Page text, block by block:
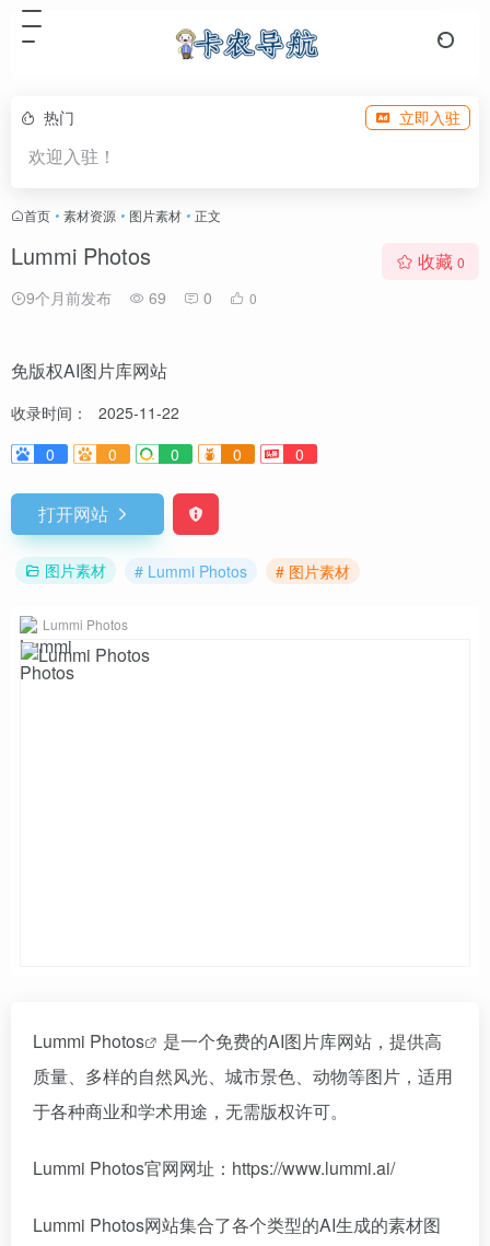
热门 立即入驻
欢迎入驻！
首页 • 素材资源 • 图片素材 • 正文
Lummi Photos
9个月前发布 69 0 0
收藏 0
免版权AI图片库网站
收录时间：
2025-11-22
0
0 0 0 0
打开网站
图片素材 # Lummi Photos # 图片素材
Lummi Photos
Lummi Photos
是一个免费的AI图片库网站，提供高
质量、多样的自然风光、城市景色、动物等图片，适用
于各种商业和学术用途，无需版权许可。
Lummi Photos官网网址：https://www.lummi.ai/
Lummi Photos网站集合了各个类型的AI生成的素材图